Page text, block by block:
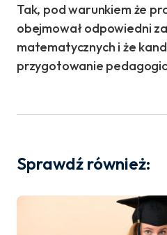
Tak, pod warunkiem że
obejmował odpowiedni
matematycznych i że
przygotowanie
Sprawdź również: